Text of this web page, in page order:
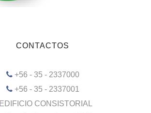
CONTACTOS
+56 - 35 - 2337000
+56 - 35 - 2337001
EDIFICIO CONSISTORIAL